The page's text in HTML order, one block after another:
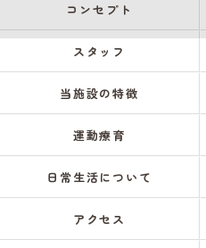
コンセプト
スタッフ
当施設の特徴
運動療育
日常生活について
アクセス